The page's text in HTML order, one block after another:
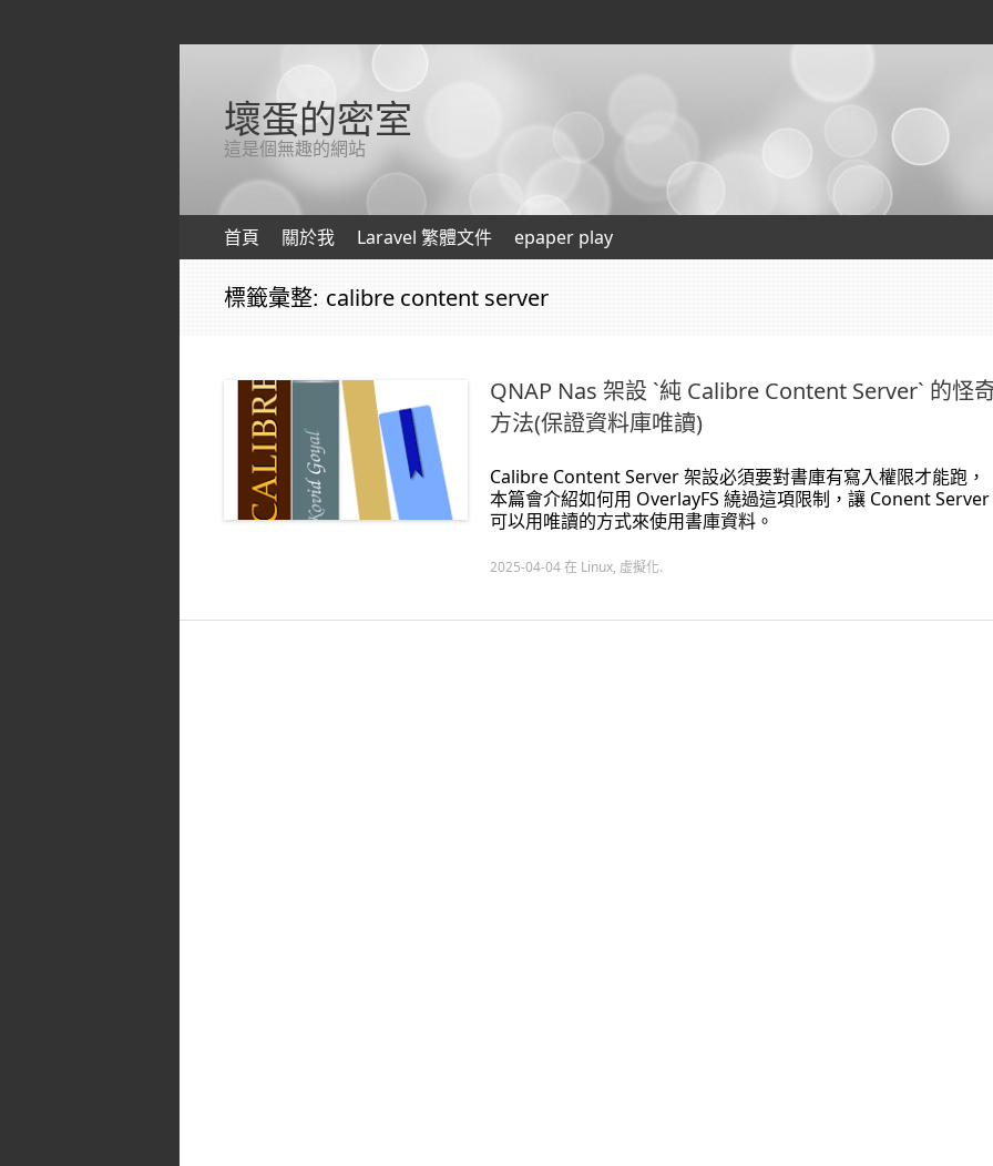
壞蛋的密室
這是個無趣的網站
跳轉到內容
首頁 關於我 Laravel 繁體文件 epaper play
標籤彙整: calibre content server
QNAP Nas 架設 `純 Calibre Content Server` 的怪
方法(保證資料庫唯讀)
Calibre Content Server 架設必須要對書庫有寫入權限才能跑，
本篇會介紹如何用 OverlayFS 繞過這項限制，讓 Conent Server
可以用唯讀的方式來使用書庫資料。
2025-04-04在 Linux, 虛擬化.